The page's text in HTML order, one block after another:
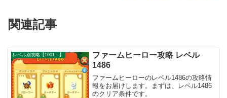
関連記事
レベル別攻略【1001～】
ファームヒーロー攻略 レベル
1486
ファームヒーローのレベル1486の攻略情
報をお届けします。まずは、レベル1486
のクリア条件です。